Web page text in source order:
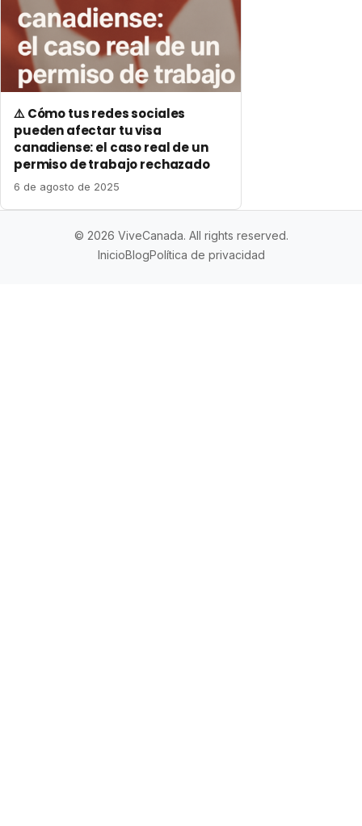
⚠️ Cómo tus redes sociales
pueden afectar tu visa
canadiense: el caso real de un
permiso de trabajo rechazado
6 de agosto de 2025
© 2026 ViveCanada. All rights reserved.
InicioBlogPolítica de privacidad